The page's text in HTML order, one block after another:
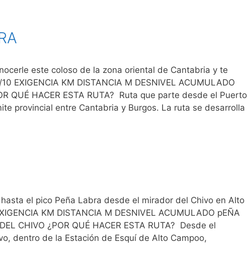
este coloso de la zona oriental de Cantabria y te
EXIGENCIA KM DISTANCIA M DESNIVEL ACUMULADO
QUÉ HACER ESTA RUTA? Ruta que parte desde el Puerto
provincial entre Cantabria y Burgos. La ruta se desarrolla
el pico Peña Labra desde el mirador del Chivo en Alto
KM DISTANCIA M DESNIVEL ACUMULADO pEÑA
CHIVO ¿POR QUÉ HACER ESTA RUTA? Desde el
dentro de la Estación de Esquí de Alto Campoo,